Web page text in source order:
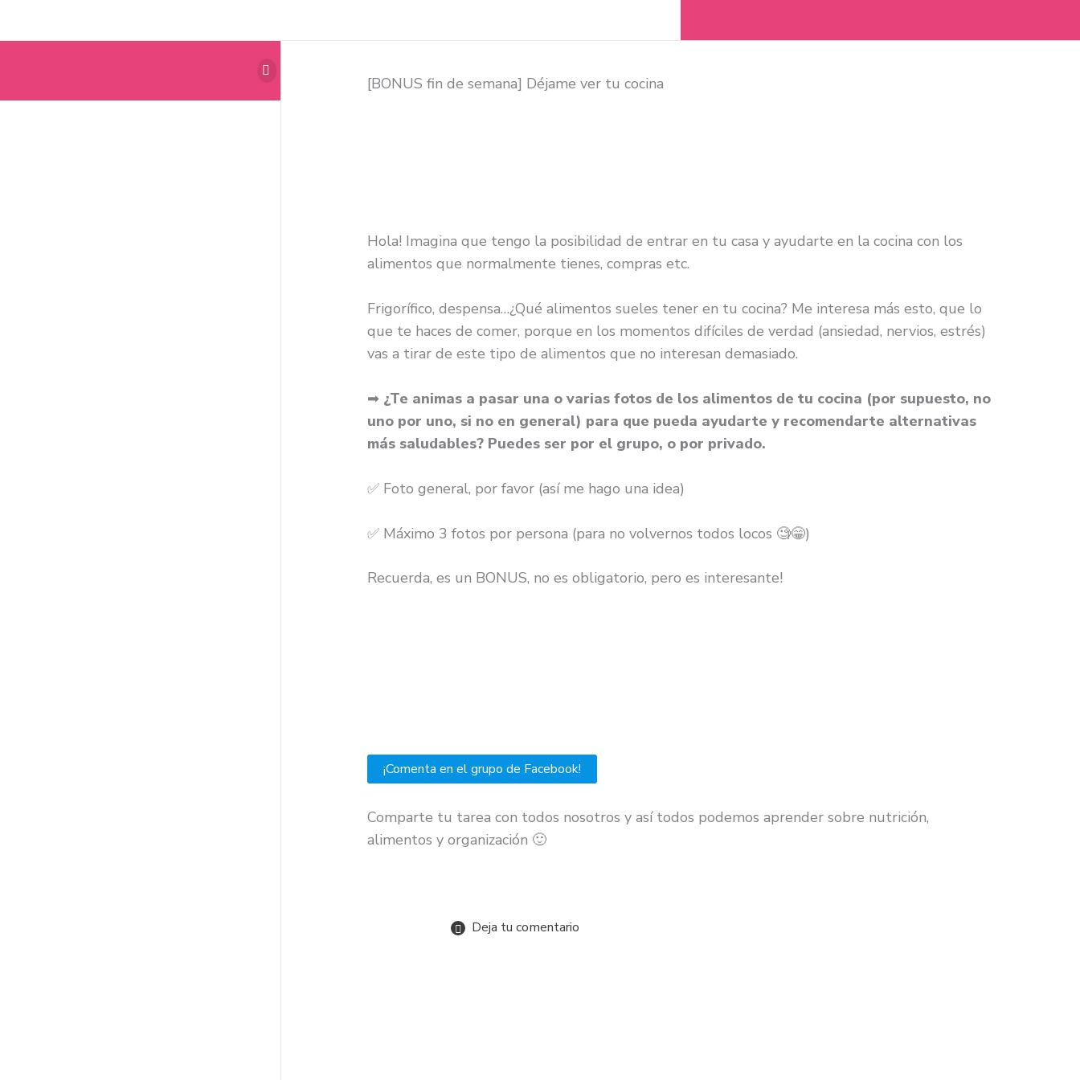
[BONUS fin de semana] Déjame ver tu cocina
Hola! Imagina que tengo la posibilidad de entrar en tu casa y ayudarte en la cocina con los
alimentos que normalmente tienes, compras etc.
Frigorífico, despensa…¿Qué alimentos sueles tener en tu cocina? Me interesa más esto, que lo
que te haces de comer, porque en los momentos difíciles de verdad (ansiedad, nervios, estrés)
vas a tirar de este tipo de alimentos que no interesan demasiado.
➡ ¿Te animas a pasar una o varias fotos de los alimentos de tu cocina (por supuesto, no
uno por uno, si no en general) para que pueda ayudarte y recomendarte alternativas
más saludables? Puedes ser por el grupo, o por privado.
✅ Foto general, por favor (así me hago una idea)
✅ Máximo 3 fotos por persona (para no volvernos todos locos 🧐😁)
Recuerda, es un BONUS, no es obligatorio, pero es interesante!
¡Comenta en el grupo de Facebook!
Comparte tu tarea con todos nosotros y así todos podemos aprender sobre nutrición,
alimentos y organización 🙂
Deja tu comentario